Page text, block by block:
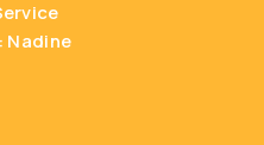
Nadine